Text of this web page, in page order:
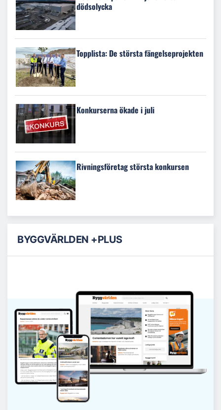
dödsolycka
Topplista: De största fängelseprojekten
Konkurserna ökade i juli
Rivningsföretag största konkursen
BYGGVÄRLDEN +PLUS